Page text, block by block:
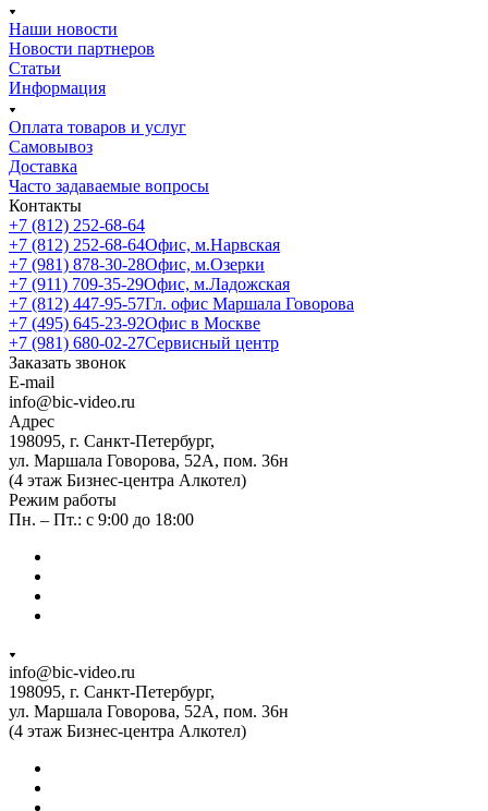
Наши новости
Новости партнеров
Статьи
Информация
Оплата товаров и услуг
Самовывоз
Доставка
Часто задаваемые вопросы
Контакты
+7 (812) 252-68-64
+7 (812) 252-68-64Офис, м.Нарвская
+7 (981) 878-30-28Офис, м.Озерки
+7 (911) 709-35-29Офис, м.Ладожская
+7 (812) 447-95-57Гл. офис Маршала Говорова
+7 (495) 645-23-92Офис в Москве
+7 (981) 680-02-27Сервисный центр
Заказать звонок
E-mail
info@bic-video.ru
Адрес
198095, г. Санкт-Петербург,
ул. Маршала Говорова, 52А, пом. 36н
(4 этаж Бизнес-центра Алкотел)
Режим работы
Пн. – Пт.: с 9:00 до 18:00
info@bic-video.ru
198095, г. Санкт-Петербург,
ул. Маршала Говорова, 52А, пом. 36н
(4 этаж Бизнес-центра Алкотел)